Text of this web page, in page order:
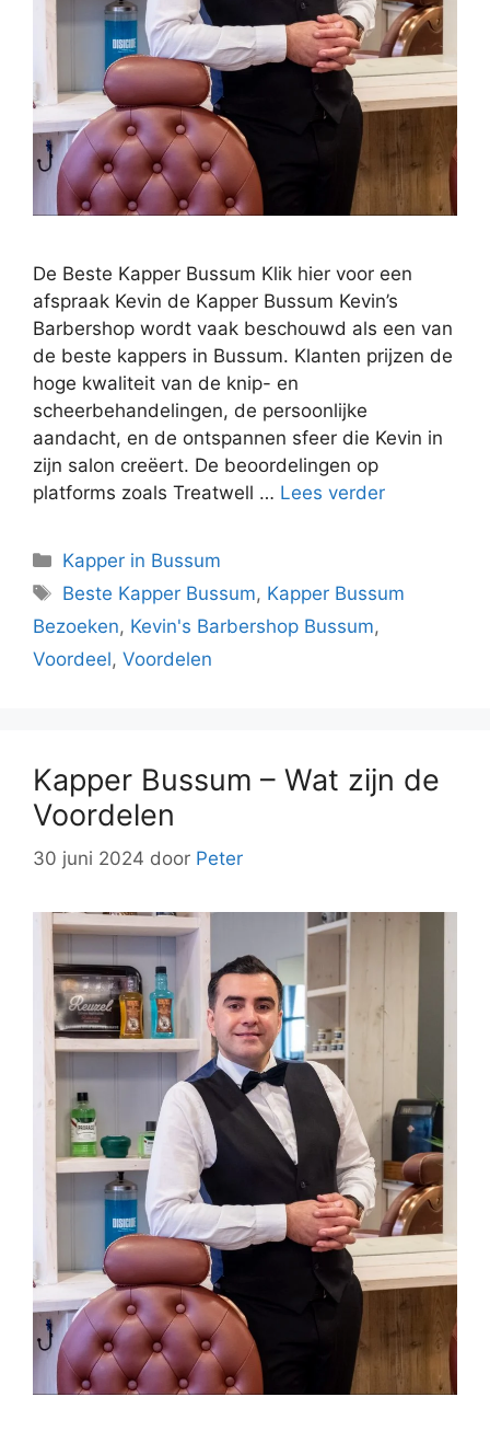
De Beste Kapper Bussum Klik hier voor een
afspraak Kevin de Kapper Bussum Kevin’s
Barbershop wordt vaak beschouwd als een van
de beste kappers in Bussum. Klanten prijzen de
hoge kwaliteit van de knip- en
scheerbehandelingen, de persoonlijke
aandacht, en de ontspannen sfeer die Kevin in
zijn salon creëert. De beoordelingen op
platforms zoals Treatwell … Lees verder
Kapper in Bussum
Beste Kapper Bussum, Kapper Bussum
Bezoeken, Kevin's Barbershop Bussum,
Voordeel, Voordelen
Kapper Bussum – Wat zijn de
Voordelen
30 juni 2024 door Peter